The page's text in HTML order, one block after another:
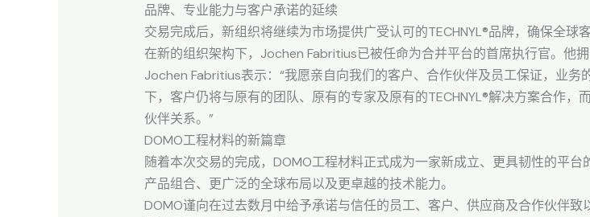
品牌、专业能力与客户承诺的延续
交易完成后，新组织将继续为市场提供广受认可的TECHNYL®品牌，确保全球
在新的组织架构下，Jochen Fabritius已被任命为合并平台的首席执行官。他
Jochen Fabritius表示：“我愿亲自向我们的客户、合作伙伴及员工保证，业
下，客户仍将与原有的团队、原有的专家及原有的TECHNYL®解决方案合作
伙伴关系。”
DOMO工程材料的新篇章
随着本次交易的完成，DOMO工程材料正式成为一家新成立、更具韧性的平
产品组合、更广泛的全球布局以及更卓越的技术能力。
DOMO谨向在过去数月中给予承诺与信任的员工、客户、供应商及合作伙伴